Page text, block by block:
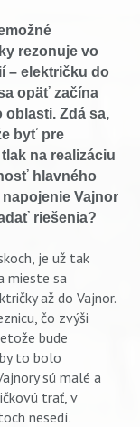
rezonuje vo
– električku do
opäť začína
Zdá sa,
byť pre
na realizáciu
hlavného
Vajnor
riešenia?
je už tak
mieste sa
až do Vajnor.
čo zvýši
bude
to bolo
sú malé a
trať, v
nesedí.